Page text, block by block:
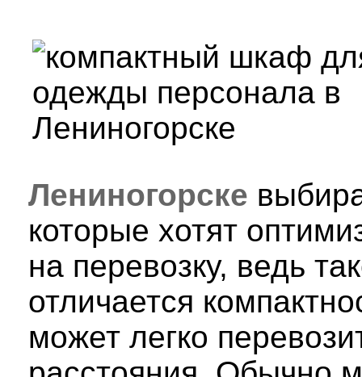
Лениногорске
которые хотят
на перевозку, ведь
отличается
может легко